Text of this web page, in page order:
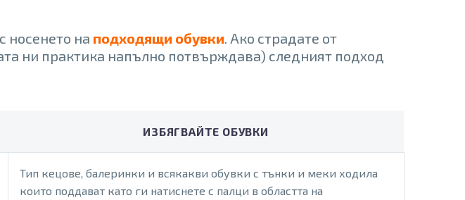
носенето на подходящи обувки. Ако страдате от
ни практика напълно потвърждава) следният подход
ИЗБЯГВАЙТЕ ОБУВКИ
Тип кецове, балеринки и всякакви обувки с тънки и меки ходила
които поддават като ги натиснете с палци в областта на